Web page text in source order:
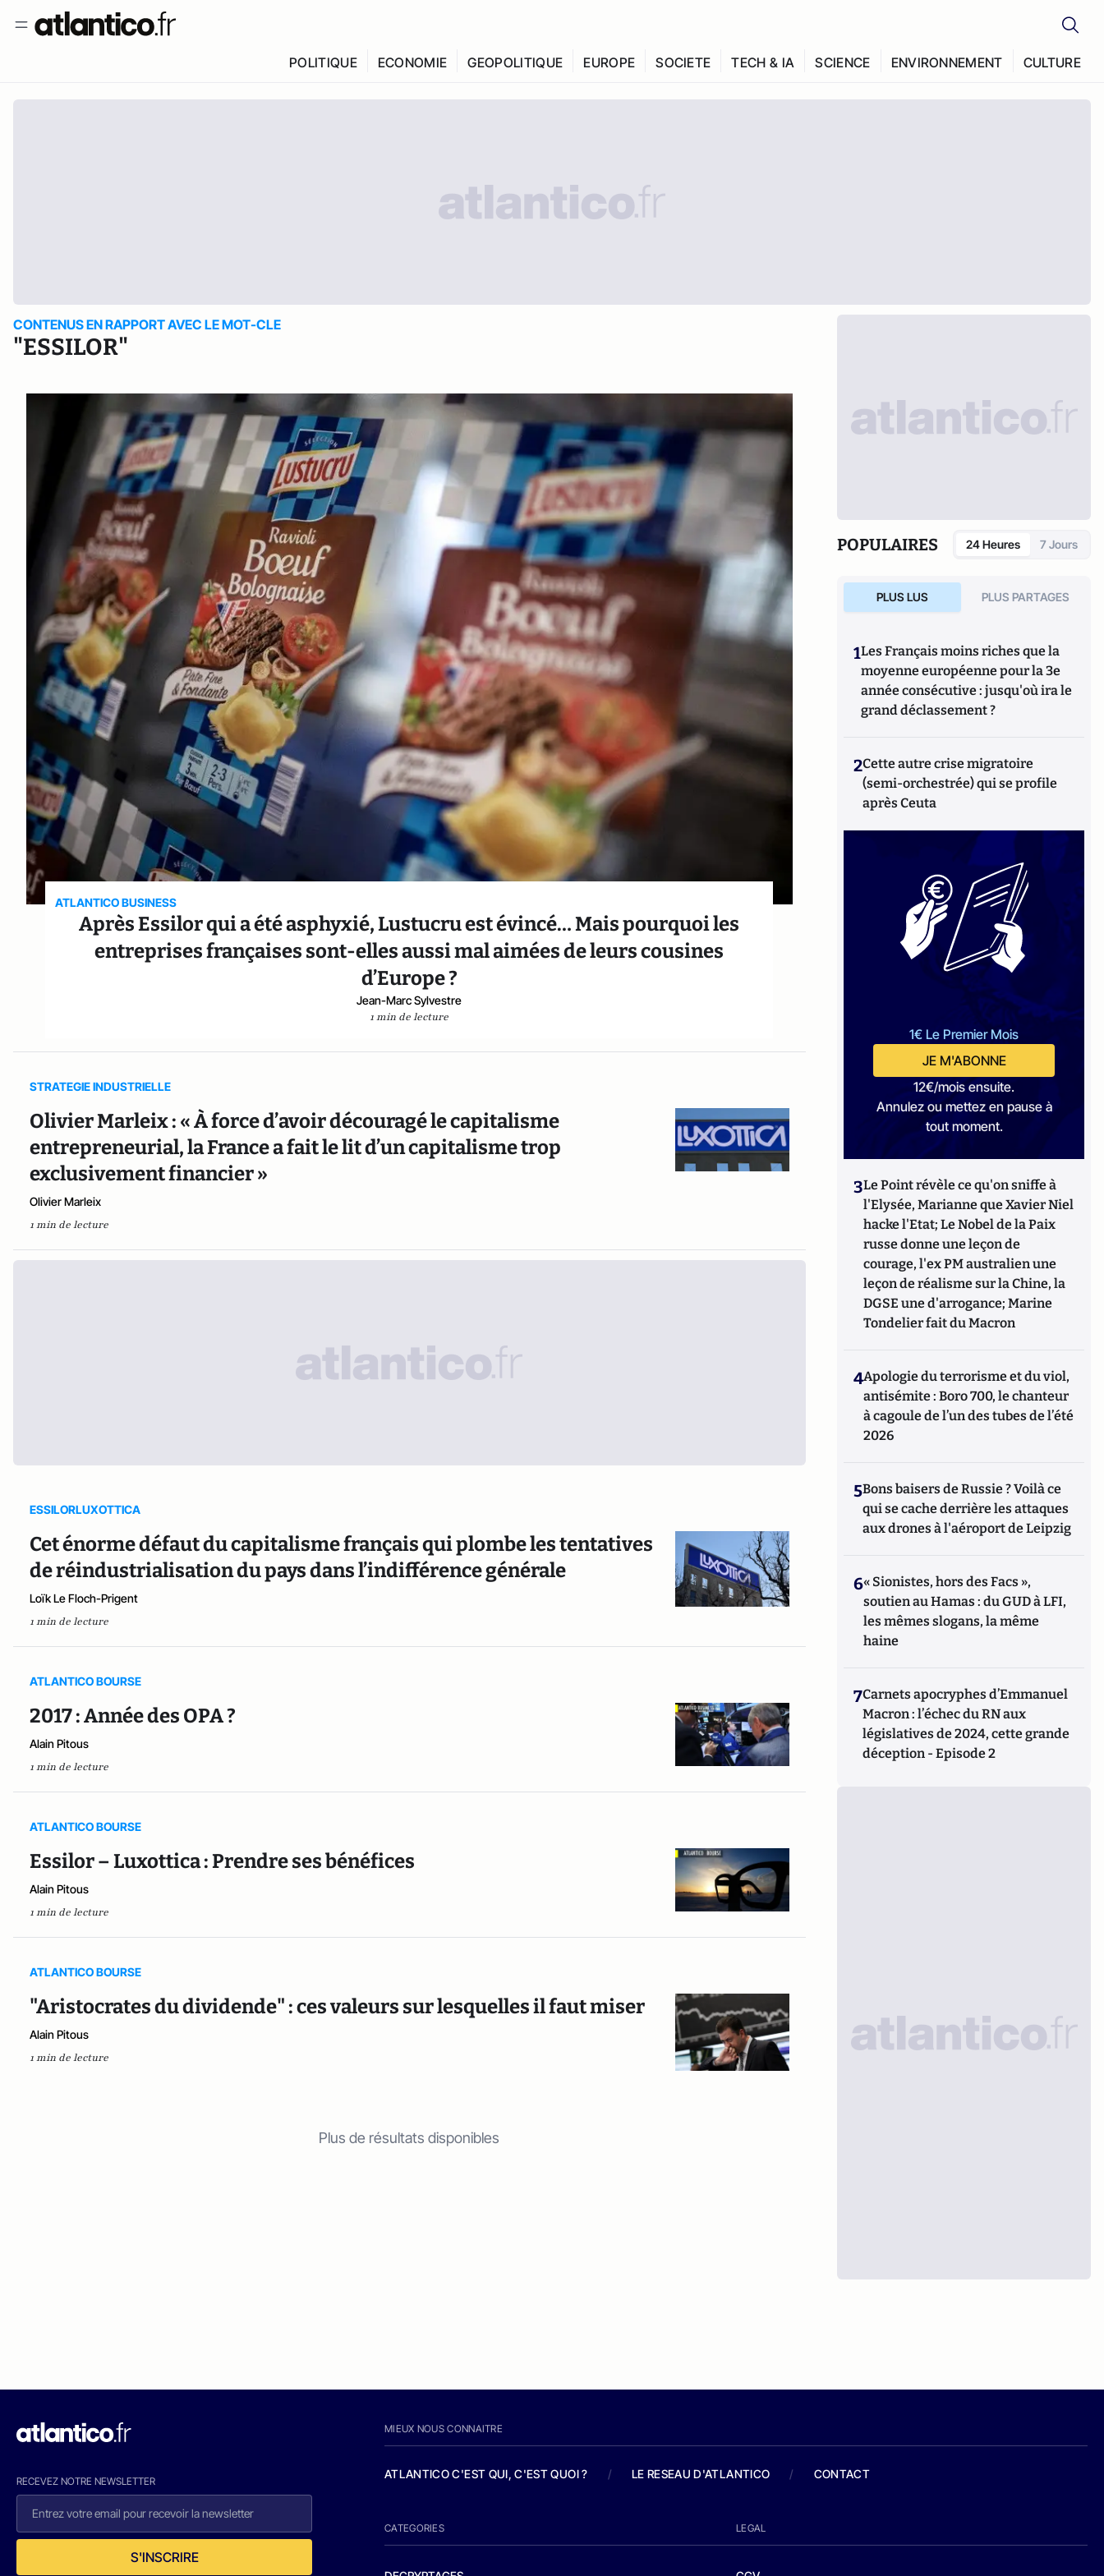
POLITIQUE ECONOMIE GEOPOLITIQUE EUROPE SOCIETE TECH & IA SCIENCE ENVIRONNEMENT CULTURE
CONTENUS EN RAPPORT AVEC LE MOT-CLE
"ESSILOR"
ATLANTICO BUSINESS
Après Essilor qui a été asphyxié, Lustucru est évincé… Mais pourquoi les
entreprises françaises sont-elles aussi mal aimées de leurs cousines
d’Europe ?
Jean-Marc Sylvestre
1 min de lecture
STRATEGIE INDUSTRIELLE
Olivier Marleix : « À force d’avoir découragé le capitalisme
entrepreneurial, la France a fait le lit d’un capitalisme trop
exclusivement financier »
Olivier Marleix
1 min de lecture
ESSILORLUXOTTICA
Cet énorme défaut du capitalisme français qui plombe les tentatives
de réindustrialisation du pays dans l’indifférence générale
Loïk Le Floch-Prigent
1 min de lecture
ATLANTICO BOURSE
2017 : Année des OPA ?
Alain Pitous
1 min de lecture
ATLANTICO BOURSE
Essilor – Luxottica : Prendre ses bénéfices
Alain Pitous
1 min de lecture
ATLANTICO BOURSE
"Aristocrates du dividende" : ces valeurs sur lesquelles il faut miser
Alain Pitous
1 min de lecture
Plus de résultats disponibles
POPULAIRES 24 Heures 7 Jours
PLUS LUS PLUS PARTAGES
1Les Français moins riches que la
moyenne européenne pour la 3e
année consécutive : jusqu'où ira le
grand déclassement ?
2Cette autre crise migratoire
(semi-orchestrée) qui se profile
après Ceuta
1€ Le Premier Mois
JE M'ABONNE
12€/mois ensuite.
Annulez ou mettez en pause à
tout moment.
3Le Point révèle ce qu'on sniffe à
l'Elysée, Marianne que Xavier Niel
hacke l'Etat; Le Nobel de la Paix
russe donne une leçon de
courage, l'ex PM australien une
leçon de réalisme sur la Chine, la
DGSE une d'arrogance; Marine
Tondelier fait du Macron
4Apologie du terrorisme et du viol,
antisémite : Boro 700, le chanteur
à cagoule de l’un des tubes de l’été
2026
5Bons baisers de Russie ? Voilà ce
qui se cache derrière les attaques
aux drones à l'aéroport de Leipzig
6« Sionistes, hors des Facs »,
soutien au Hamas : du GUD à LFI,
les mêmes slogans, la même
haine
7Carnets apocryphes d’Emmanuel
Macron : l’échec du RN aux
législatives de 2024, cette grande
déception - Episode 2
RECEVEZ NOTRE NEWSLETTER
S'INSCRIRE
MIEUX NOUS CONNAITRE
ATLANTICO C'EST QUI, C'EST QUOI ? / LE RESEAU D'ATLANTICO / CONTACT
CATEGORIES LEGAL